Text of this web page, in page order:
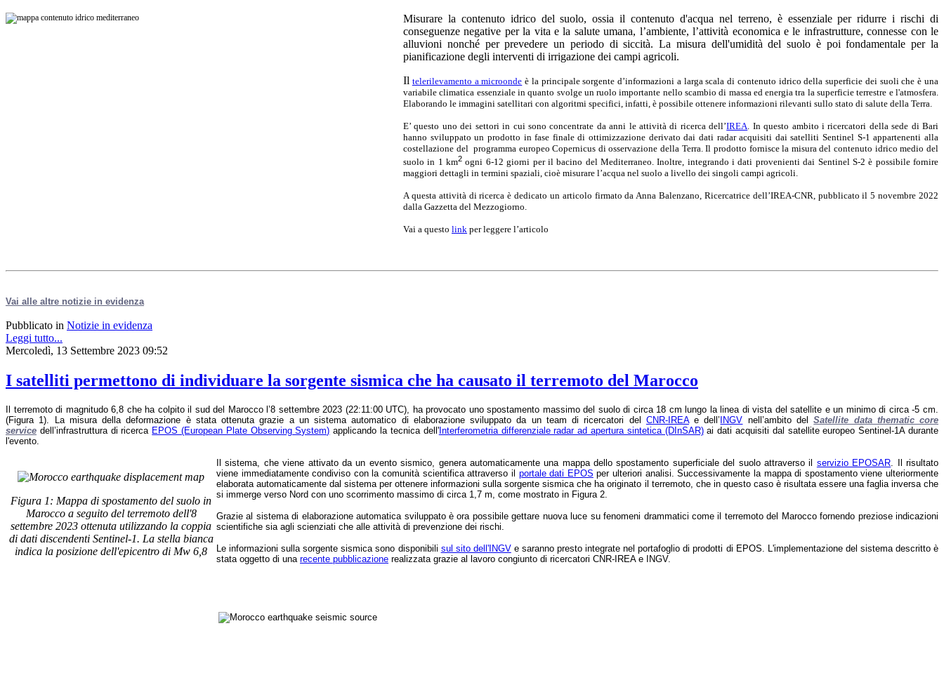
Misurare la contenuto idrico del suolo, ossia il contenuto d'acqua nel terreno, è essenziale per ridurre i rischi di
conseguenze negative per la vita e la salute umana, l’ambiente, l’attività economica e le infrastrutture, connesse con le
alluvioni nonché per prevedere un periodo di siccità. La misura dell'umidità del suolo è poi fondamentale per la
pianificazione degli interventi di irrigazione dei campi agricoli.
Il telerilevamento a microonde è la principale sorgente d’informazioni a larga scala di contenuto idrico della superficie dei suoli che è una
variabile climatica essenziale in quanto svolge un ruolo importante nello scambio di massa ed energia tra la superficie terrestre e l'atmosfera.
Elaborando le immagini satellitari con algoritmi specifici, infatti, è possibile ottenere informazioni rilevanti sullo stato di salute della Terra.
E’ questo uno dei settori in cui sono concentrate da anni le attività di ricerca dell’IREA In questo ambito i ricercatori della sede di Bari
hanno sviluppato un prodotto in fase finale di ottimizzazione derivato dai dati radar acquisiti dai satelliti Sentinel S-1 appartenenti alla
costellazione del programma europeo Copernicus di osservazione della Terra. Il prodotto fornisce la misura del contenuto idrico medio del
suolo in 1 km2 ogni 6-12 giorni per il bacino del Mediterraneo. Inoltre, integrando i dati provenienti dai Sentinel S-2 è possibile fornire
maggiori dettagli in termini spaziali, cioè misurare l’acqua nel suolo a livello dei singoli campi agricoli.
A questa attività di ricerca è dedicato un articolo firmato da Anna Balenzano, Ricercatrice dell’IREA-CNR, pubblicato il 5 novembre 2022
dalla Gazzetta del Mezzogiorno.
Vai a questo link per leggere l’articolo
Vai alle altre notizie in evidenza
Pubblicato in Notizie in evidenza
Leggi tutto...
Mercoledì, 13 Settembre 2023 09:52
I satelliti permettono di individuare la sorgente sismica che ha causato il terremoto del Marocco
Il terremoto di magnitudo 6,8 che ha colpito il sud del Marocco l’8 settembre 2023 (22:11:00 UTC), ha provocato uno spostamento massimo del suolo di circa 18 cm lungo la linea di vista del satellite e un minimo di circa -5 cm.
(Figura 1). La misura della deformazione è stata ottenuta grazie a un sistema automatico di elaborazione sviluppato da un team di ricercatori del CNR-IREAe dell’ INGV nell’ambito delSatellite data thematic core
service dell’infrastruttura di ricerca EPOS (European Plate Observing System) applicando la tecnica dell'Interferometria differenziale radar ad apertura sintetica (DInSAR)ai dati acquisiti dal satellite europeo Sentinel-1A durante
l'evento.
Figura 1: Mappa di spostamento del suolo in
Marocco a seguito del terremoto dell'8
settembre 2023 ottenuta utilizzando la coppia
di dati discendenti Sentinel-1. La stella bianca
indica la posizione dell'epicentro di Mw 6,8
Il sistema, che viene attivato da un evento sismico, genera automaticamente una mappa dello spostamento superficiale del suolo attraverso il servizio EPOSAR . Il risultato
viene immediatamente condiviso con la comunità scientifica attraverso il portale dati EPOS per ulteriori analisi. Successivamente la mappa di spostamento viene ulteriormente
elaborata automaticamente dal sistema per ottenere informazioni sulla sorgente sismica che ha originato il terremoto, che in questo caso è risultata essere una faglia inversa che
si immerge verso Nord con uno scorrimento massimo di circa 1,7 m, come mostrato in Figura 2.
Grazie al sistema di elaborazione automatica sviluppato è ora possibile gettare nuova luce su fenomeni drammatici come il terremoto del Marocco fornendo preziose indicazioni
scientifiche sia agli scienziati che alle attività di prevenzione dei rischi.
Le informazioni sulla sorgente sismica sono disponibili sul sito dell'INGVe saranno presto integrate nel portafoglio di prodotti di EPOS. L'implementazione del sistema descritto è
stata oggetto di una recente pubblicazione realizzata grazie al lavoro congiunto di ricercatori CNR-IREA e INGV.